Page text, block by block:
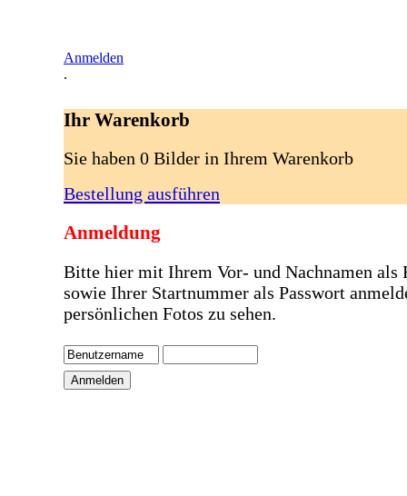
Anmelden
.
Ihr Warenkorb
Sie haben 0 Bilder in Ihrem Warenkorb
Bestellung ausführen
Anmeldung
Bitte hier mit Ihrem Vor- und Nachnamen als
sowie Ihrer Startnummer als Passwort
persönlichen Fotos zu sehen.